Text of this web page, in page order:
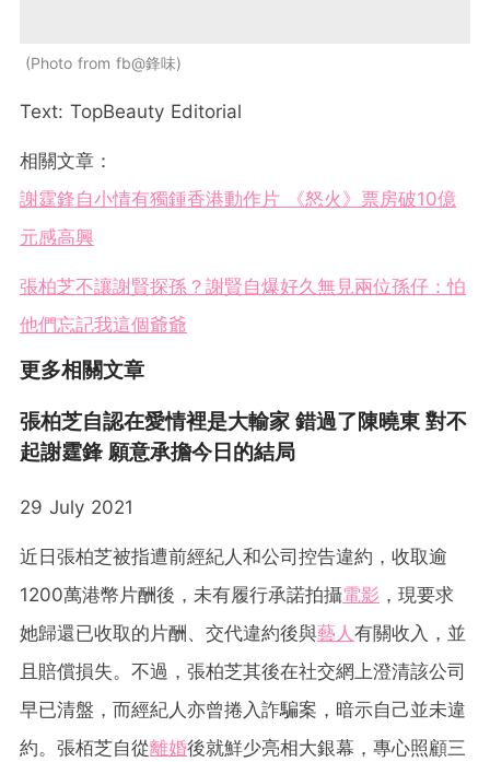
Photo from fb@鋒味
Text: TopBeauty Editorial
相關文章：
謝霆鋒自小情有獨鍾香港動作片 《怒火》票房破10億
元感高興
張柏芝不讓謝賢探孫？謝賢自爆好久無見兩位孫仔：怕
他們忘記我這個爺爺
更多相關文章
張柏芝自認在愛情裡是大輸家 錯過了陳曉東 對不
起謝霆鋒 願意承擔今日的結局
29 July 2021
近日張柏芝被指遭前經紀人和公司控告違約，收取逾
1200萬港幣片酬後，未有履行承諾拍攝電影 ，現要求
她歸還已收取的片酬、交代違約後與藝人有關收入，並
且賠償損失。不過，張柏芝其後在社交網上澄清該公司
早已清盤，而經紀人亦曾捲入詐騙案，暗示自己並未違
約。張栢芝自從離婚後就鮮少亮相大銀幕，專心照顧三